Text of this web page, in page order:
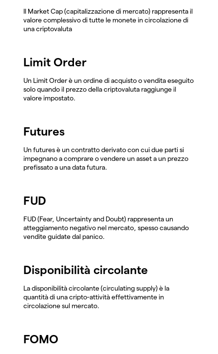
Il Market Cap (capitalizzazione di mercato) rappresenta il
valore complessivo di tutte le monete in circolazione di
una criptovaluta
Limit Order
Un Limit Order è un ordine di acquisto o vendita eseguito
solo quando il prezzo della criptovaluta raggiunge il
valore impostato.
Futures
Un futures è un contratto derivato con cui due parti si
impegnano a comprare o vendere un asset a un prezzo
prefissato a una data futura.
FUD
FUD (Fear, Uncertainty and Doubt) rappresenta un
atteggiamento negativo nel mercato, spesso causando
vendite guidate dal panico.
Disponibilità circolante
La disponibilità circolante (circulating supply) è la
quantità di una cripto-attività effettivamente in
circolazione sul mercato.
FOMO